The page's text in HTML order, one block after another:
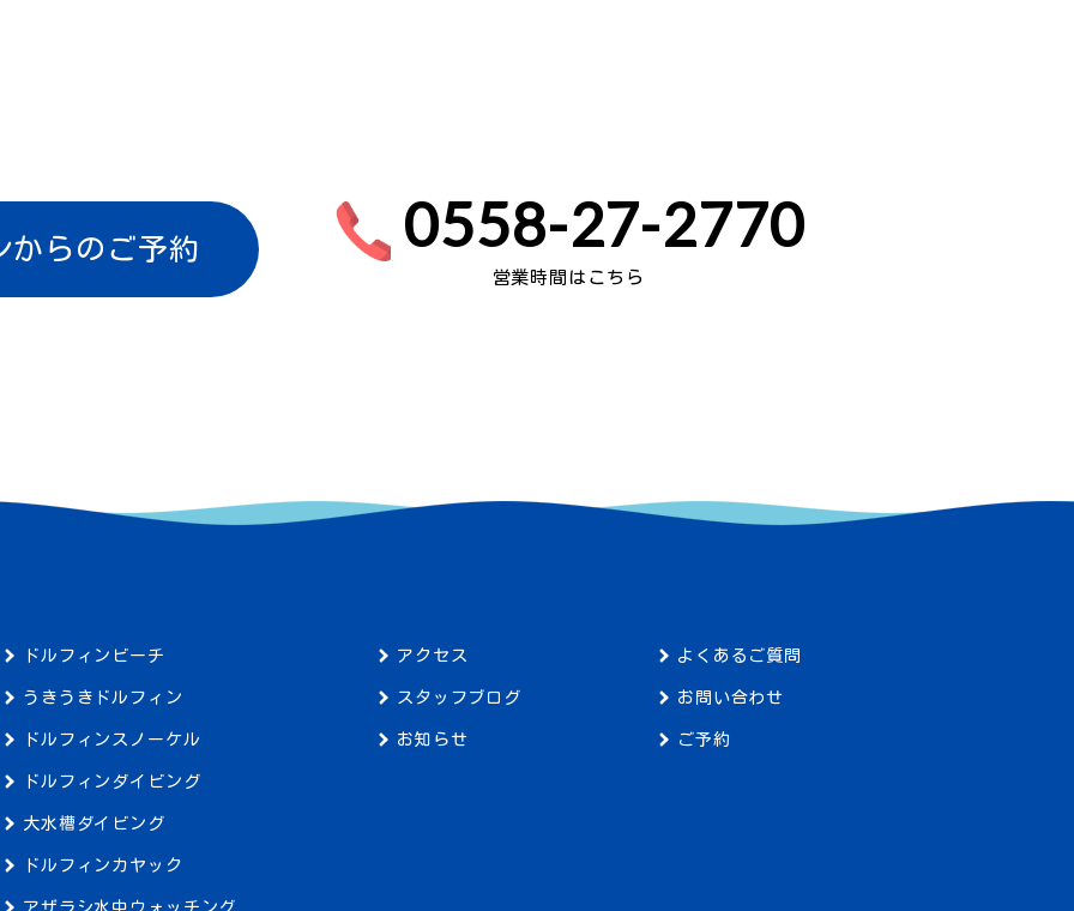
らのご予約 0558-27-2770
営業時間はこちら
ドルフィンビーチ
うきうきドルフィン
ドルフィンスノーケル
ドルフィンダイビング
大水槽ダイビング
ドルフィンカヤック
アクセス
スタッフブログ
お知らせ
よくあるご質問
お問い合わせ
ご予約